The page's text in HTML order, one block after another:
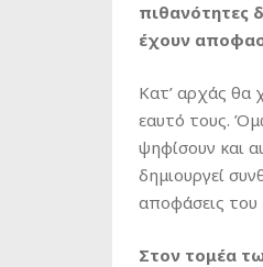
πιθανότητες
έχουν
Κατ’ αρχάς θα
εαυτό τους.
ψηφίσουν και
δημιουργεί
αποφάσεις του
Στον τομέα